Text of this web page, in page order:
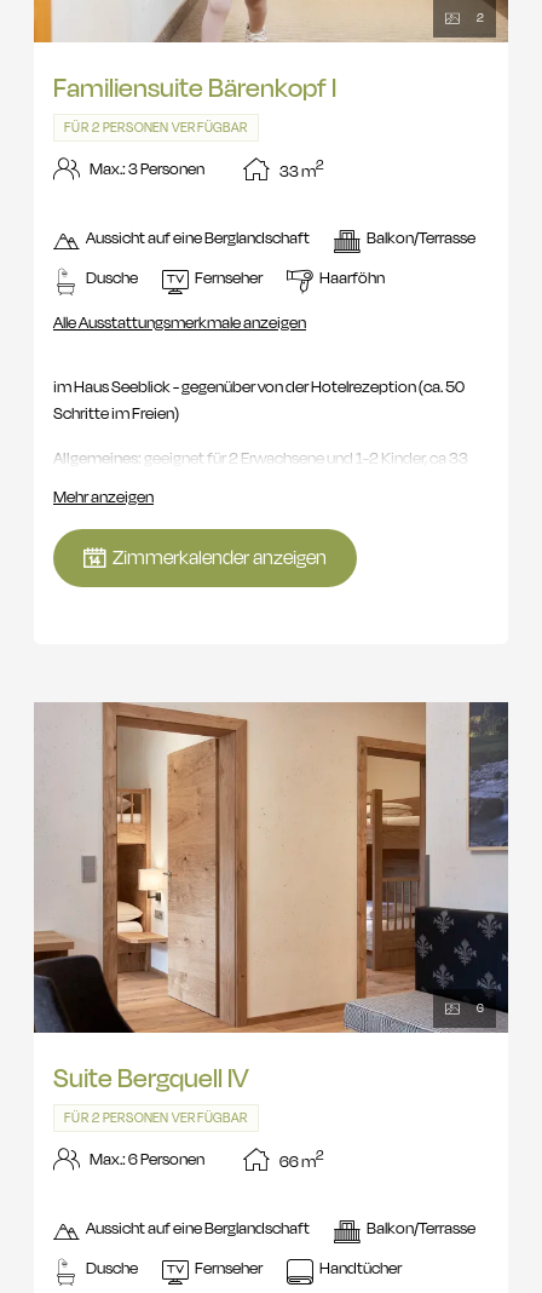
2
Familiensuite Bärenkopf I
FÜR 2 PERSONEN VERFÜGBAR
Max.: 3 Personen 33m2
Aussicht auf eine Berglandschaft Balkon/Terrasse
Dusche Fernseher Haarföhn
Alle Ausstattungsmerkmale anzeigen
im Haus Seeblick - gegenüber von der Hotelrezeption (ca. 50
Schritte im Freien)
Allgemeines: geeignet für 2 Erwachsene und 1-2 Kinder, ca 33
Allgemeine Ausstattung:Doppelbett (180x 200 cm), Einzelbett
(90 x 200 cm), Sitzgelegenheit, Südbalkon mit Seeblick,
Fliesenboden, Kühlschrank, Dusche, Föhn, Kosmetikspiegel, WC,
Mehr anzeigen
Zimmerkalender anzeigen
6
Suite Bergquell IV
FÜR 2 PERSONEN VERFÜGBAR
Max.: 6 Personen 66m2
Aussicht auf eine Berglandschaft Balkon/Terrasse
Dusche Fernseher Handtücher